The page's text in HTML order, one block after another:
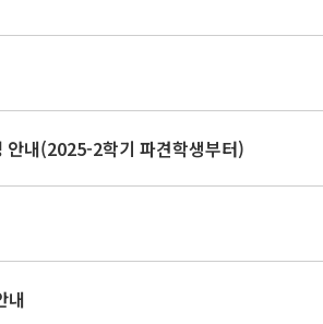
내(2025-2학기 파견학생부터)
내